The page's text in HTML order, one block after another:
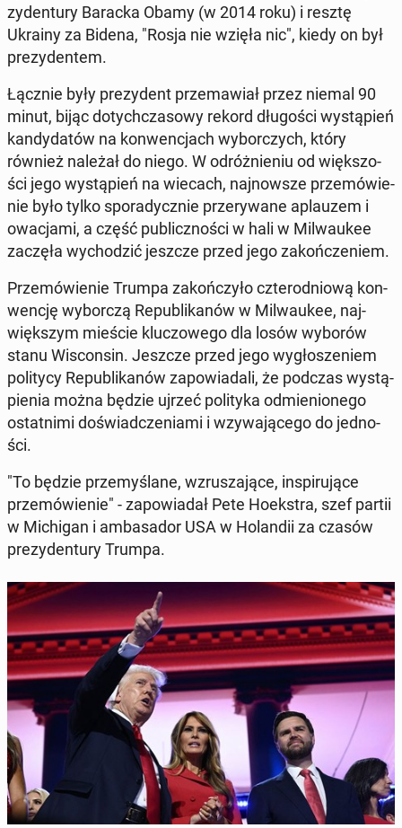
zy­den­tu­ry Baracka Obamy (w 2014 roku) i resztę
Ukrainy za Bidena, "Rosja nie wzięła nic", kiedy on był
pre­zy­den­tem.
Łącznie były pre­zy­dent prze­ma­wiał przez niemal 90
minut, bijąc do­tych­cza­so­wy rekord dłu­go­ści wy­stą­pień
kan­dy­da­tów na kon­wen­cjach wy­bor­czych, który
również należał do niego. W od­róż­nie­niu od więk­szo­
ści jego wy­stą­pień na wiecach, naj­now­sze prze­mó­wie­
nie było tylko spo­ra­dycz­nie prze­ry­wa­ne aplau­zem i
owa­cja­mi, a część pu­blicz­no­ści w hali w Mil­wau­kee
zaczęła wy­cho­dzić jeszcze przed jego za­koń­cze­niem.
Prze­mó­wie­nie Trumpa za­koń­czy­ło czte­ro­dnio­wą kon­
wen­cję wy­bor­czą Re­pu­bli­ka­nów w Mil­wau­kee, naj­
więk­szym mieście klu­czo­we­go dla losów wyborów
stanu Wi­scon­sin. Jeszcze przed jego wy­gło­sze­niem
po­li­ty­cy Re­pu­bli­ka­nów za­po­wia­da­li, że podczas wy­stą­
pie­nia można będzie ujrzeć po­li­ty­ka od­mie­nio­ne­go
ostat­ni­mi do­świad­cze­nia­mi i wzy­wa­ją­ce­go do jed­no­
ści.
"To będzie prze­my­śla­ne, wzru­sza­ją­ce, in­spi­ru­ją­ce
prze­mó­wie­nie" - za­po­wia­dał Pete Ho­ek­stra, szef partii
w Mi­chi­gan i am­ba­sa­dor USA w Ho­lan­dii za czasów
pre­zy­den­tu­ry Trumpa.